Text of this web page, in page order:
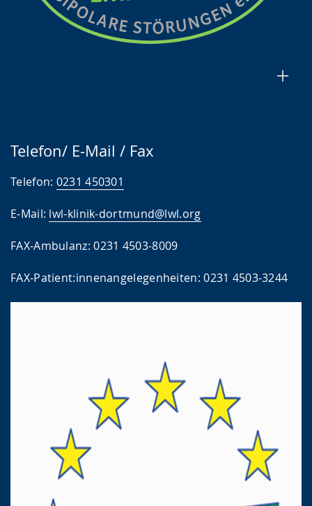
Telefon/ E-Mail / Fax
Telefon: 0231 450301
E-Mail: lwl-klinik-dortmund@lwl.org
FAX-Ambulanz: 0231 4503-8009
FAX-Patient:innenangelegenheiten: 0231 4503-3244